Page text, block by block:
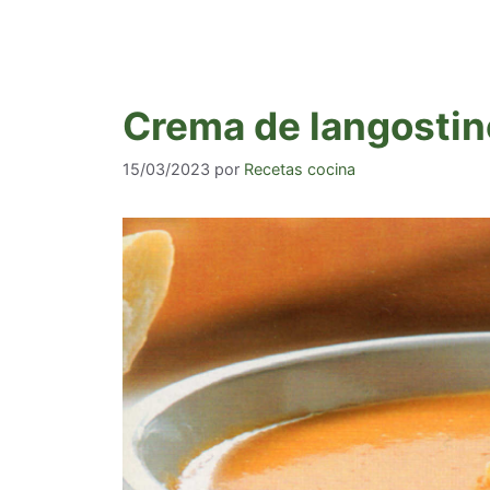
Crema de
15/03/2023 por Recetas cocina